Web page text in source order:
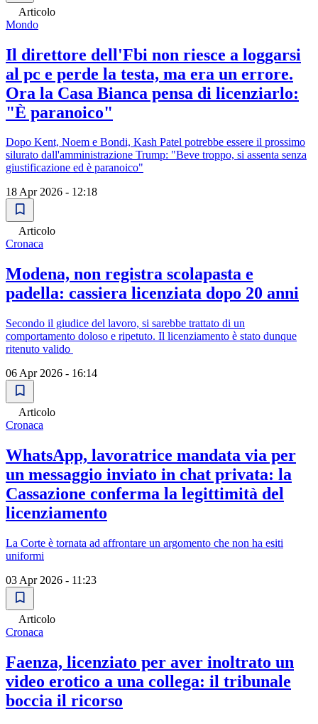
Articolo
Mondo
Il direttore dell'Fbi non riesce a loggarsi
al pc e perde la testa, ma era un errore.
Ora la Casa Bianca pensa di licenziarlo:
"È paranoico"
Dopo Kent, Noem e Bondi, Kash Patel potrebbe essere il prossimo
silurato dall'amministrazione Trump: "Beve troppo, si assenta senza
giustificazione ed è paranoico"
18 Apr 2026 - 12:18
Articolo
Cronaca
Modena, non registra scolapasta e
padella: cassiera licenziata dopo 20 anni
Secondo il giudice del lavoro, si sarebbe trattato di un
comportamento doloso e ripetuto. Il licenziamento è stato dunque
ritenuto valido
06 Apr 2026 - 16:14
Articolo
Cronaca
WhatsApp, lavoratrice mandata via per
un messaggio inviato in chat privata: la
Cassazione conferma la legittimità del
licenziamento
La Corte è tornata ad affrontare un argomento che non ha esiti
uniformi
03 Apr 2026 - 11:23
Articolo
Cronaca
Faenza, licenziato per aver inoltrato un
video erotico a una collega: il tribunale
boccia il ricorso